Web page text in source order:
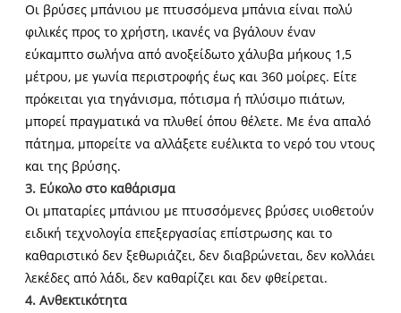
Οι βρύσες μπάνιου με πτυσσόμενα μπάνια είναι πολύ
φιλικές προς το χρήστη, ικανές να βγάλουν έναν
εύκαμπτο σωλήνα από ανοξείδωτο χάλυβα μήκους 1,5
μέτρου, με γωνία περιστροφής έως και 360 μοίρες. Είτε
πρόκειται για τηγάνισμα, πότισμα ή πλύσιμο πιάτων,
μπορεί πραγματικά να πλυθεί όπου θέλετε. Με ένα απαλό
πάτημα, μπορείτε να αλλάξετε ευέλικτα το νερό του ντους
και της βρύσης.
3. Εύκολο στο καθάρισμα
Οι μπαταρίες μπάνιου με πτυσσόμενες βρύσες υιοθετούν
ειδική τεχνολογία επεξεργασίας επίστρωσης και το
καθαριστικό δεν ξεθωριάζει, δεν διαβρώνεται, δεν κολλάει
λεκέδες από λάδι, δεν καθαρίζει και δεν φθείρεται.
4. Ανθεκτικότητα